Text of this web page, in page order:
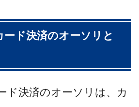
ド決済のオーソリと
ド決済のオーソリは、カ